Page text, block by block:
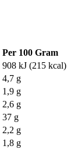
Per 100 Gram
908 kJ (215 kcal)
4,7 g
1,9 g
2,6 g
37 g
2,2 g
1,8 g